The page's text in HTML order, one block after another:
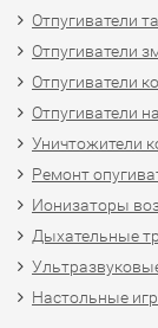
Отпугиватели
Отпугиватели
Отпугиватели
Отпугиватели
Уничтожители
Ремонт
Ионизаторы
Дыхательные
Настольные